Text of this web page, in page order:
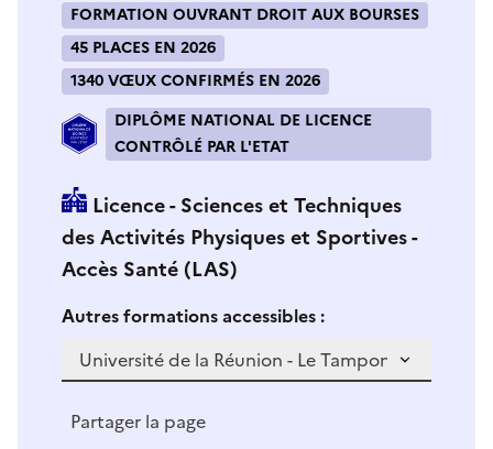
FORMATION OUVRANT DROIT AUX BOURSES
45 PLACES EN 2026
1340 VŒUX CONFIRMÉS EN 2026
DIPLÔME NATIONAL DE LICENCE
CONTRÔLÉ PAR L'ETAT
Licence - Sciences et Techniques
des Activités Physiques et Sportives -
Accès Santé (LAS)
Si vous sélectionnez une formation dans la zone
Autres formations accessibles :S
v
Partager la page